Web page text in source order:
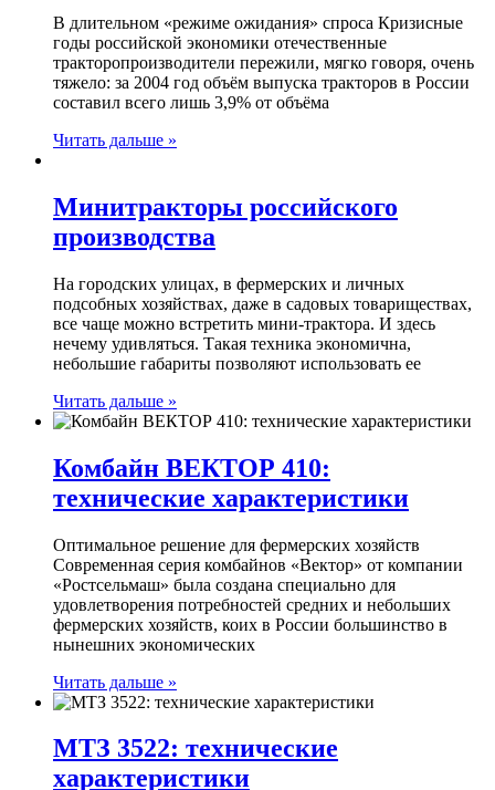
В длительном «режиме ожидания» спроса Кризисные
годы российской экономики отечественные
тракторопроизводители пережили, мягко говоря, очень
тяжело: за 2004 год объём выпуска тракторов в России
составил всего лишь 3,9% от объёма
Читать дальше »
Минитракторы российского
производства
На городских улицах, в фермерских и личных
подсобных хозяйствах, даже в садовых товариществах,
все чаще можно встретить мини-трактора. И здесь
нечему удивляться. Такая техника экономична,
небольшие габариты позволяют использовать ее
Читать дальше »
Комбайн ВЕКТОР 410:
технические характеристики
Оптимальное решение для фермерских хозяйств
Современная серия комбайнов «Вектор» от компании
«Ростсельмаш» была создана специально для
удовлетворения потребностей средних и небольших
фермерских хозяйств, коих в России большинство в
нынешних экономических
Читать дальше »
МТЗ 3522: технические
характеристики